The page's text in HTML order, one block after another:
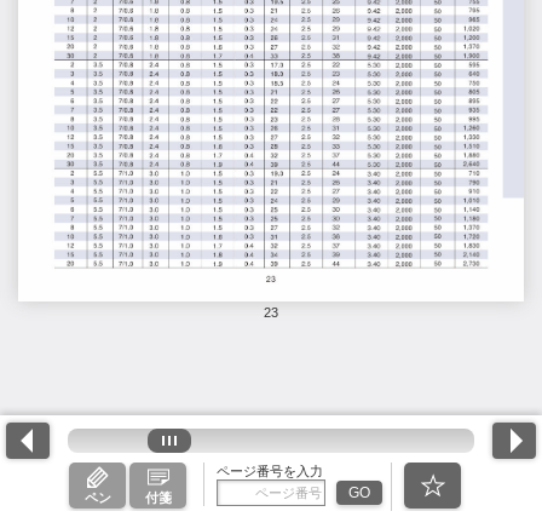
23
ペン 付箋
ページ番号を入力
GO